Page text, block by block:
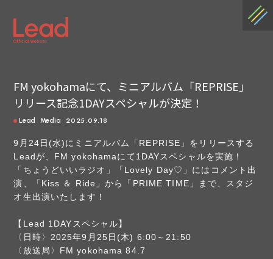
FM yokohamaにて、ミニアルバム「REPRISE」
リリース記念1DAYスペシャルが決定！
Lead Media 2025.09.18
9月24日(水)にミニアルバム「REPRISE」をリリースする
Leadが、FM yokohamaにて1DAYスペシャルを実施！
「ちょうどいいラジオ」「Lovely Day♡」にはコメント出
演、「Kiss ＆ Ride」から「PRIME TIME」まで、スタジ
オ生出演いたします！
【Lead 1DAYスペシャル】
〈日時〉2025年9月25日(木) 6:00～21:50
〈放送局〉FM yokohama 84.7